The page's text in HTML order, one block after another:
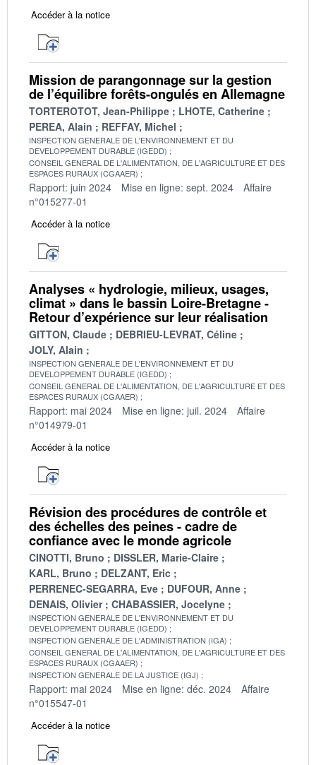
Accéder à la notice
Mission de parangonnage sur la gestion
de l’équilibre forêts-ongulés en Allemagne
TORTEROTOT, Jean-Philippe
LHOTE, Catherine
PEREA, Alain
REFFAY, Michel
INSPECTION GENERALE DE L'ENVIRONNEMENT ET DU
DEVELOPPEMENT DURABLE (IGEDD)
CONSEIL GENERAL DE L'ALIMENTATION, DE L'AGRICULTURE ET DES
ESPACES RURAUX (CGAAER)
Rapport: juin 2024 Mise en ligne: sept. 2024
Affaire
n°015277-01
Accéder à la notice
Analyses « hydrologie, milieux, usages,
climat » dans le bassin Loire-Bretagne -
Retour d’expérience sur leur réalisation
GITTON, Claude
DEBRIEU-LEVRAT, Céline
JOLY, Alain
INSPECTION GENERALE DE L'ENVIRONNEMENT ET DU
DEVELOPPEMENT DURABLE (IGEDD)
CONSEIL GENERAL DE L'ALIMENTATION, DE L'AGRICULTURE ET DES
ESPACES RURAUX (CGAAER)
Rapport: mai 2024 Mise en ligne: juil. 2024
Affaire
n°014979-01
Accéder à la notice
Révision des procédures de contrôle et
des échelles des peines - cadre de
confiance avec le monde agricole
CINOTTI, Bruno
DISSLER, Marie-Claire
KARL, Bruno
DELZANT, Eric
PERRENEC-SEGARRA, Eve
DUFOUR, Anne
DENAIS, Olivier
CHABASSIER, Jocelyne
INSPECTION GENERALE DE L'ENVIRONNEMENT ET DU
DEVELOPPEMENT DURABLE (IGEDD)
INSPECTION GENERALE DE L'ADMINISTRATION (IGA)
CONSEIL GENERAL DE L'ALIMENTATION, DE L'AGRICULTURE ET DES
ESPACES RURAUX (CGAAER)
INSPECTION GENERALE DE LA JUSTICE (IGJ)
Rapport: mai 2024 Mise en ligne: déc. 2024
Affaire
n°015547-01
Accéder à la notice